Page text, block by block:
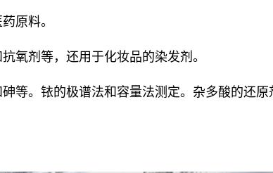
原料。
氧剂等，还用于化妆品的染发剂。
等。铱的极谱法和容量法测定。杂多酸的还原